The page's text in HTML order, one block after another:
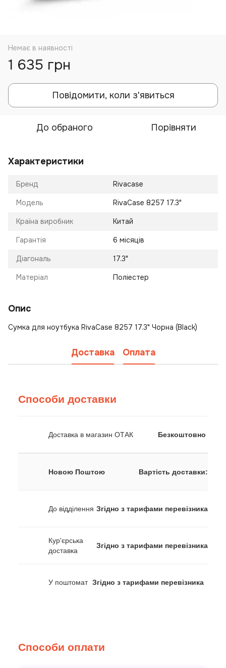
Немає в наявності
1 635 грн
Повідомити, коли з'явиться
До обраного Порівняти
Характеристики
Бренд Rivacase
Модель RivaCase 8257 17.3"
Країна виробник Китай
Гарантія 6 місяців
Діагональ 17.3"
Матеріал Поліестер
Опис
Сумка для ноутбука RivaCase 8257 17.3" Чорна (Black)
Доставка Оплата
Способи доставки
Доставка в магазин ОТАК Безкоштовно
Новою Поштою Вартість доставки:
До відділення Згідно з тарифами перевізника
Кур'єрська
доставка
Згідно з тарифами перевізника
У поштомат Згідно з тарифами перевізника
Способи оплати